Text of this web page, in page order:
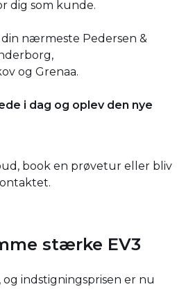
dig som kunde.
din nærmeste Pedersen &
,
og Grenaa.
i dag og oplev den nye
book en prøvetur eller bliv
stærke EV3
indstigningsprisen er nu